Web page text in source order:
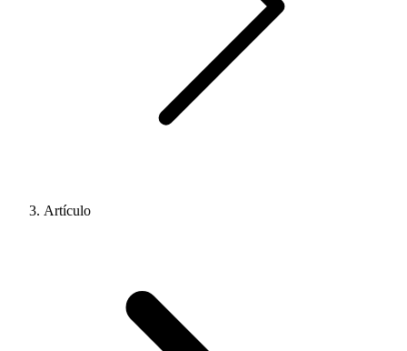
Artículo